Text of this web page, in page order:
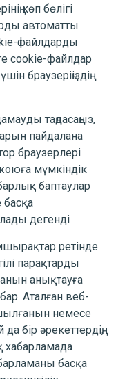
көп бөлігі
автоматты
файлдарды
cookie-файлдар
браузеріңіздің
таңдасаңыз,
пайдалана
браузерлері
мүмкіндік
баптаулар
дегенді
ретінде
парақтарды
анықтауға
Аталған веб-
немесе
бір әрекеттердің,
хабарламада
басқа